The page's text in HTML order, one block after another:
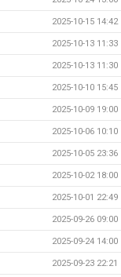
2025-10-15 14:42
2025-10-13 11:33
2025-10-13 11:30
2025-10-10 15:45
2025-10-09 19:00
2025-10-06 10:10
2025-10-05 23:36
2025-10-02 18:00
2025-10-01 22:49
2025-09-26 09:00
2025-09-24 14:00
2025-09-23 22:21